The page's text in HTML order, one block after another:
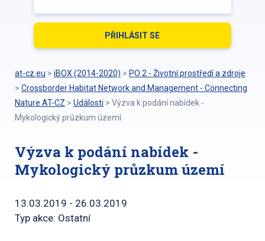
at-cz.eu > iBOX (2014-2020) > PO 2 - Životní prostředí a zdroje
> Crossborder Habitat Network and Management - Connecting
Nature AT-CZ > Události > Výzva k podání nabídek -
Mykologický průzkum území
Výzva k podání nabídek -
Mykologický průzkum území
13.03.2019 - 26.03.2019
Typ akce: Ostatní